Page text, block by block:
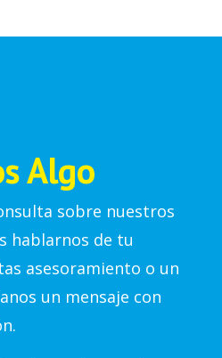
Algo
sobre nuestros
hablarnos de tu
asesoramiento o un
un mensaje con